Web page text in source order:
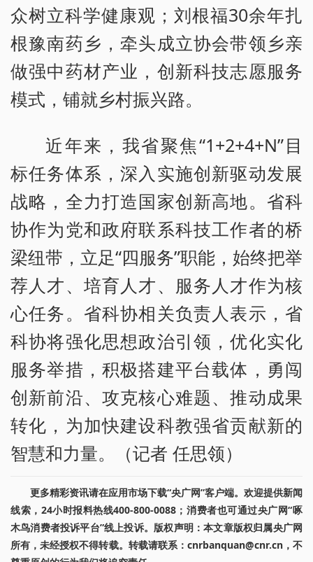
众树立科学健康观；刘根福30余年扎
根豫南药乡，牵头成立协会带领乡亲
做强中药材产业，创新科技志愿服务
模式，铺就乡村振兴路。
近年来，我省聚焦“1+2+4+N”目
标任务体系，深入实施创新驱动发展
战略，全力打造国家创新高地。省科
协作为党和政府联系科技工作者的桥
梁纽带，立足“四服务”职能，始终把举
荐人才、培育人才、服务人才作为核
心任务。省科协相关负责人表示，省
科协将强化思想政治引领，优化实化
服务举措，积极搭建平台载体，勇闯
创新前沿、攻克核心难题、推动成果
转化，为加快建设科教强省贡献新的
智慧和力量。（记者 任思领）
更多精彩资讯请在应用市场下载“央广网”客户端。欢迎提供新闻
线索，24小时报料热线400-800-0088；消费者也可通过央广网“啄
木鸟消费者投诉平台”线上投诉。版权声明：本文章版权归属央广网
所有，未经授权不得转载。转载请联系：cnrbanquan@cnr.cn，不